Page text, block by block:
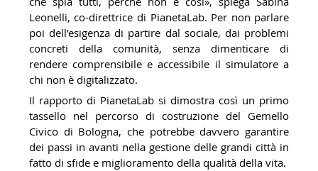
Leonelli, co-direttrice di PianetaLab. Per non parlare
poi dell’esigenza di partire dal sociale, dai problemi
concreti della comunità, senza dimenticare di
rendere comprensibile e accessibile il simulatore a
chi non è digitalizzato.
Il rapporto di PianetaLab si dimostra così un primo
tassello nel percorso di costruzione del Gemello
Civico di Bologna, che potrebbe davvero garantire
dei passi in avanti nella gestione delle grandi città in
fatto di sfide e miglioramento della qualità della vita.